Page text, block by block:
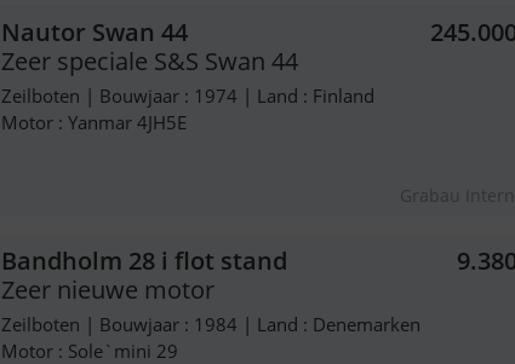
Nautor Swan 44
Zeer speciale S&S Swan 44
Zeilboten | Bouwjaar : 1974 | Land : Finland
Motor : Yanmar 4JH5E
Grabau
Bandholm 28 i flot stand
Zeer nieuwe motor
Zeilboten | Bouwjaar : 1984 | Land : Denemarken
Motor : Sole`mini 29